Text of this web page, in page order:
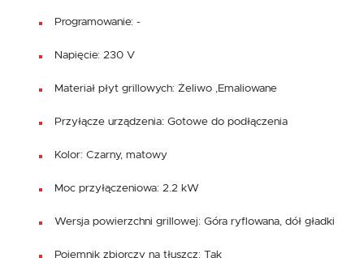
Programowanie: -
Napięcie: 230 V
Materiał płyt grillowych: Żeliwo ,Emaliowane
Przyłącze urządzenia: Gotowe do podłączenia
Kolor: Czarny, matowy
Moc przyłączeniowa: 2.2 kW
Wersja powierzchni grillowej: Góra ryflowana, dół gładki
Pojemnik zbiorczy na tłuszcz: Tak